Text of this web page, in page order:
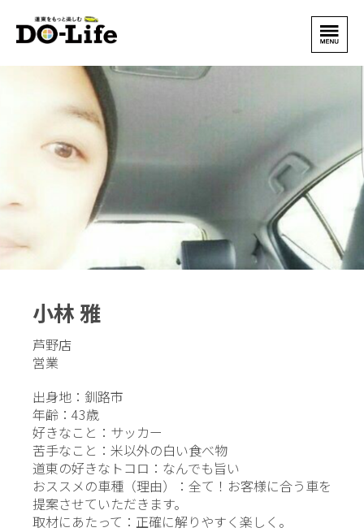
小林 雅
芦野店
営業
出身地：釧路市
年齢：43歳
好きなこと：サッカー
苦手なこと：米以外の白い食べ物
道東の好きなトコロ：なんでも旨い
おススメの車種（理由）：全て！お客様に合う車を
提案させていただきます。
取材にあたって：正確に解りやすく楽しく。